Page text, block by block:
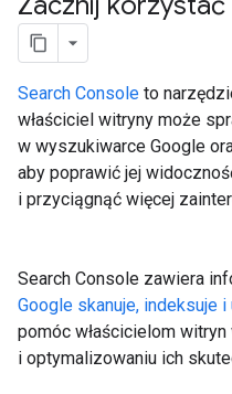
Search Console to
właściciel witryny może
w wyszukiwarce Google
aby poprawić jej
i przyciągnąć więcej
Search Console zawiera
Google skanuje, indeksuje
pomóc właścicielom
i optymalizowaniu ich